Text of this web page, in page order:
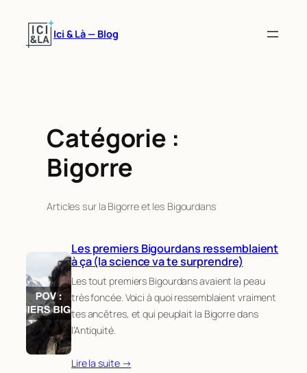
contenu
Ici & Là — Blog
Catégorie :
Bigorre
Articles sur la Bigorre et les Bigourdans
Les premiers Bigourdans ressemblaient
à ça (la science va te surprendre)
Les tout premiers Bigourdans avaient la peau
très foncée. Voici à quoi ressemblaient vraiment
tes ancêtres, et qui peuplait la Bigorre dans
l’Antiquité.
Lire la suite →